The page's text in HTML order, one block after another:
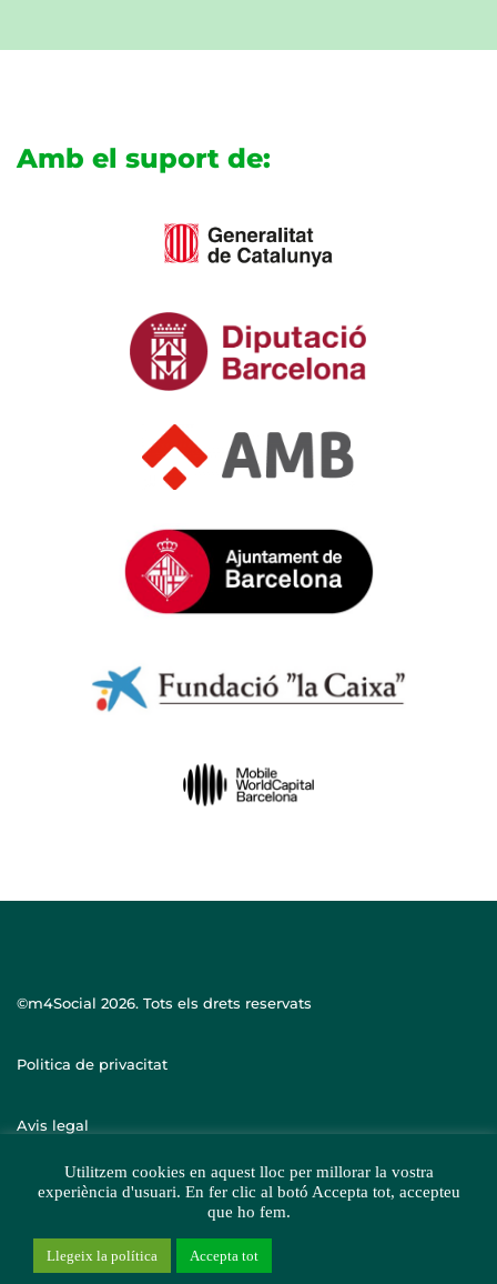
Amb el suport de:
©m4Social 2026. Tots els drets reservats
Politica de privacitat
Avis legal
Utilitzem cookies en aquest lloc per millorar la vostra
experiència d'usuari. En fer clic al botó Accepta tot, accepteu
que ho fem.
Llegeix la política Accepta tot